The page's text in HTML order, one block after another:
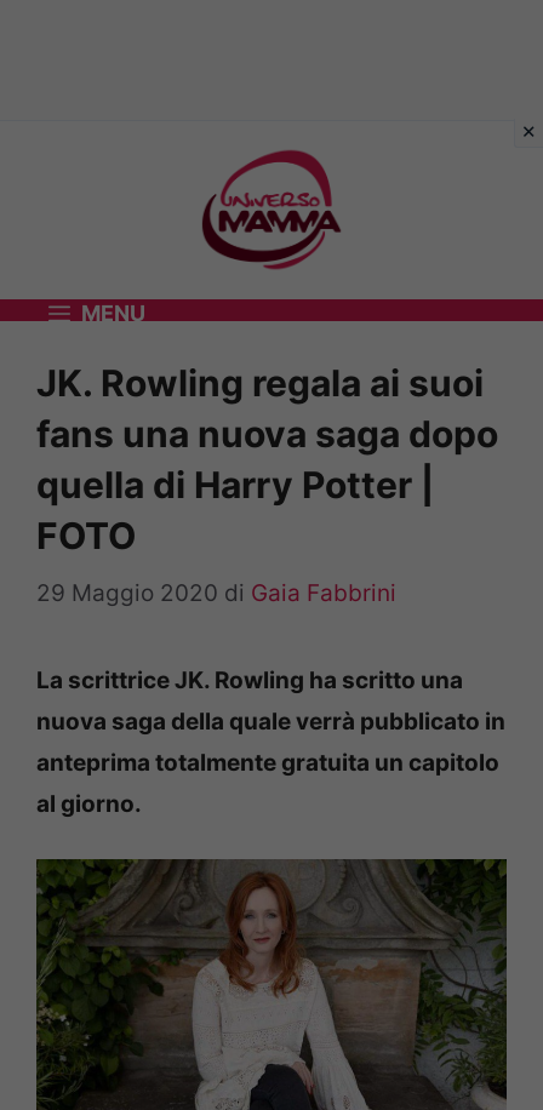
MENU
JK. Rowling regala ai suoi
fans una nuova saga dopo
quella di Harry Potter |
FOTO
29 Maggio 2020 di Gaia Fabbrini
La scrittrice JK. Rowling ha scritto una
nuova saga della quale verrà pubblicato in
anteprima totalmente gratuita un capitolo
al giorno.